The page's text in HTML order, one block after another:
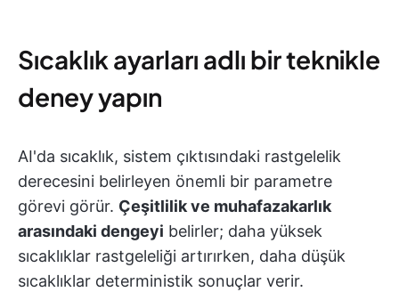
Sıcaklık ayarları adlı bir teknikle
deney yapın
AI'da sıcaklık, sistem çıktısındaki rastgelelik
derecesini belirleyen önemli bir parametre
görevi görür. Çeşitlilik ve muhafazakarlık
arasındaki dengeyi belirler; daha yüksek
sıcaklıklar rastgeleliği artırırken, daha düşük
sıcaklıklar deterministik sonuçlar verir.